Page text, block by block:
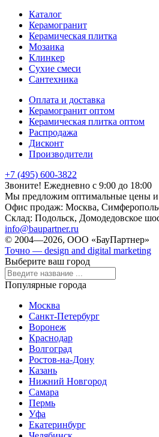
Каталог
Керамогранит
Керамическая плитка
Мозаика
Клинкер
Сухие смеси
Сантехника
Оплата и доставка
Керамогранит оптом
Керамическая плитка оптом
Распродажа
Дисконт
Производители
+7 (495) 600-3822
Звоните! Ежедневно с 9:00 до 18:00
Мы предложим оптимальные цены и
Офис продаж: Москва,
Склад: Подольск, Домодедовское
info@baupartner.ru
© 2004—2026, ООО «БауПартнер»
Точно — design and digital marketing
Выберите ваш город
Популярные города
Москва
Санкт-Петербург
Воронеж
Краснодар
Волгоград
Ростов-на-Дону
Казань
Нижний Новгород
Самара
Пермь
Уфа
Екатеринбург